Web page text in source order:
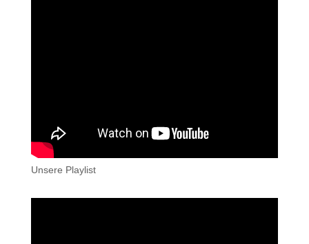
Unsere Playlist